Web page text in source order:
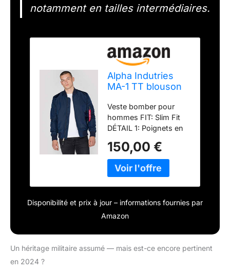
notamment en tailles intermédiaires.
Alpha Indutries
MA-1 TT blouson
homme Rep.Blue
Veste bomber pour
hommes FIT: Slim Fit
DÉTAIL 1: Poignets en
"Remove Before Flight"
(supprimer avant le vol)
150,00 €
Disponibilité et prix à jour – informations fournies par
Amazon
Un héritage militaire assumé — mais est-ce encore pertinent
en 2024 ?